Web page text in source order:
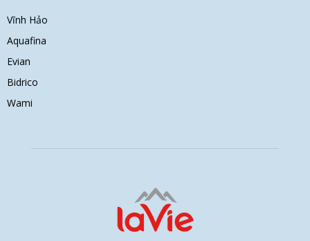
Vĩnh Hảo
Aquafina
Evian
Bidrico
Wami